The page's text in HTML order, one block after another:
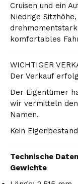
Cruisen und ein
Niedrige
komfortables
WICHTIGER
Der Verkauf
Der Eigentümer
wir vermitteln
Namen.
Kein
Technische
Gewichte